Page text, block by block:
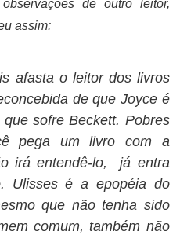
de outro leitor,
assim:
afasta o leitor dos livros
de que Joyce é
sofre Beckett. Pobres
pega um livro com a
irá entendê-lo, já entra
Ulisses é a epopéia do
que não tenha sido
comum, também não